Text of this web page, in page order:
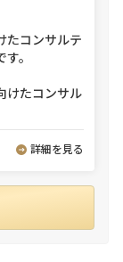
たコンサルテ
。
けたコンサル
詳細を見る